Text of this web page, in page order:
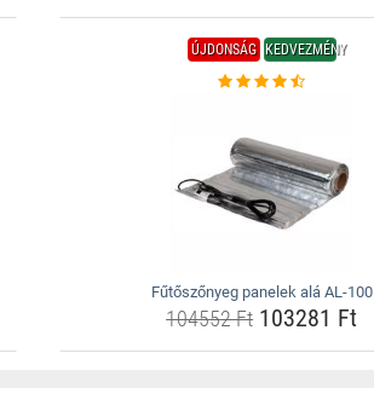
ÚJDONSÁG KEDVEZMÉNY
Fűtőszőnyeg panelek alá AL-100
104552 Ft 103281 Ft